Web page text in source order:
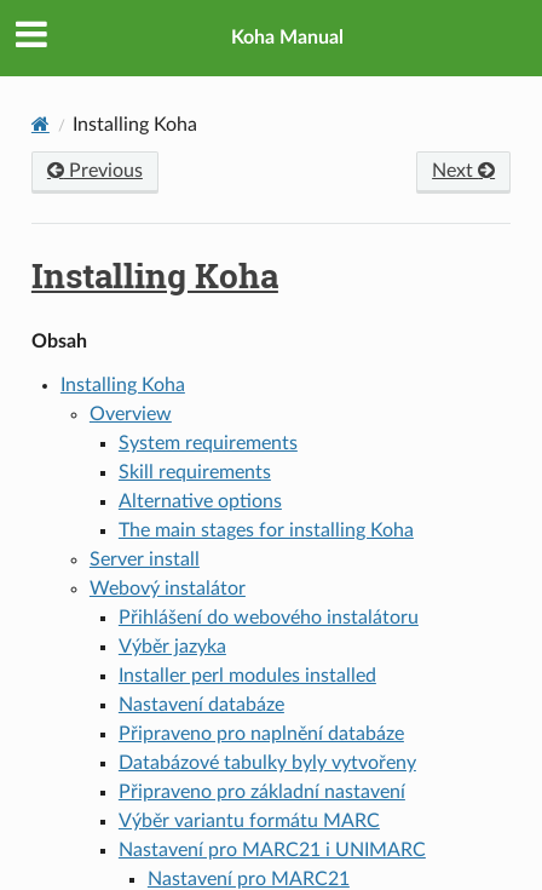
Koha Manual
Installing Koha
Previous Next
Installing Koha
Obsah
Installing Koha
Overview
System requirements
Skill requirements
Alternative options
The main stages for installing Koha
Server install
Webový instalátor
Přihlášení do webového instalátoru
Výběr jazyka
Installer perl modules installed
Nastavení databáze
Připraveno pro naplnění databáze
Databázové tabulky byly vytvořeny
Připraveno pro základní nastavení
Výběr variantu formátu MARC
Nastavení pro MARC21 i UNIMARC
Nastavení pro MARC21